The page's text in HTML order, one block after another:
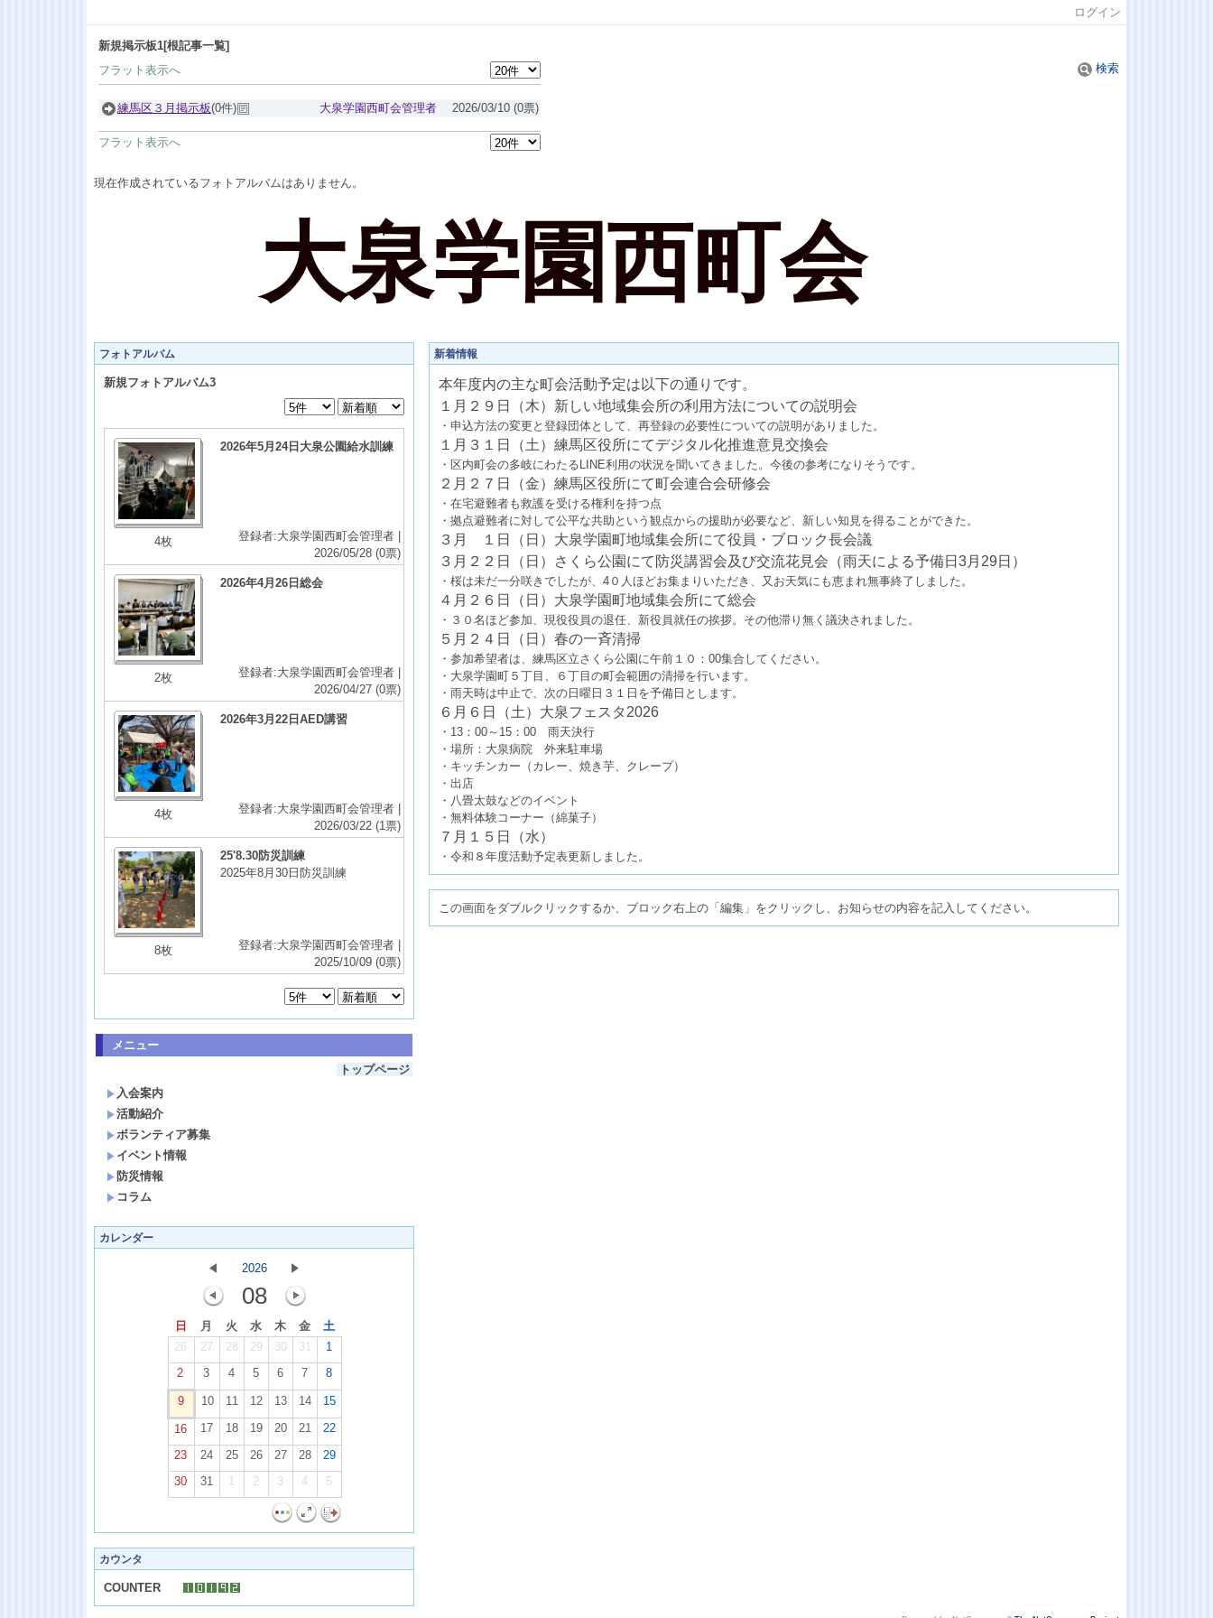
ログイン
新規掲示板1[根記事一覧]
フラット表示へ
練馬区３月掲示板(0件) 大泉学園西町会管理者 2026/03/10 (0票)
フラット表示へ
現在作成されているフォトアルバムはありません。
大泉学園西町会
検索
フォトアルバム
新規フォトアルバム3
4枚
2026年5月24日大泉公園給水訓練
登録者:大泉学園西町会管理者 |
2026/05/28 (0票)
2枚
2026年4月26日総会
登録者:大泉学園西町会管理者 |
2026/04/27 (0票)
4枚
2026年3月22日AED講習
登録者:大泉学園西町会管理者 |
2026/03/22 (1票)
8枚
25'8.30防災訓練
2025年8月30日防災訓練
登録者:大泉学園西町会管理者 |
2025/10/09 (0票)
メニュー
トップページ
入会案内
活動紹介
ボランティア募集
イベント情報
防災情報
コラム
カレンダー
2026
08
日 月 火 水 木 金
土
26
27 28 29 30 31
1
2
3 4 5 6 7 8
9 10 11 12 13 14 15
16 17 18 19 20 21
22
23
24 25 26 27 28
29
30
31 1 2 3 4 5
カウンタ
COUNTER
新着情報
本年度内の主な町会活動予定は以下の通りです。
１月２９日（木）新しい地域集会所の利用方法についての説明会
・申込方法の変更と登録団体として、再登録の必要性についての説明がありました。
１月３１日（土）練馬区役所にてデジタル化推進意見交換会
・区内町会の多岐にわたるLINE利用の状況を聞いてきました。今後の参考になりそうです。
２月２７日（金）練馬区役所にて町会連合会研修会
・在宅避難者も救護を受ける権利を持つ点
・拠点避難者に対して公平な共助という観点からの援助が必要など、新しい知見を得ることができた。
３月 １日（日）大泉学園町地域集会所にて役員・ブロック長会議
３月２２日（日）さくら公園にて防災講習会及び交流花見会（雨天による予備日3月29日）
・桜は未だ一分咲きでしたが、4０人ほどお集まりいただき、又お天気にも恵まれ無事終了しました。
４月２６日（日） 大泉学園町地域集会所にて総会
・３０名ほど参加、現役役員の退任、新役員就任の挨拶。その他滞り無く議決されました。
５月２４日（日）春の一斉清掃
・参加希望者は、練馬区立さくら公園に午前１０：00集合してください。
・大泉学園町５丁目、６丁目の町会範囲の清掃を行います。
・雨天時は中止で、次の日曜日３１日を予備日とします。
６月６日（土）大泉フェスタ2026
・13：00～15：00 雨天決行
・場所：大泉病院 外来駐車場
・キッチンカー（カレー、焼き芋、クレープ）
・出店
・八畳太鼓などのイベント
・無料体験コーナー（綿菓子）
７月１５日（水）
・令和８年度活動予定表更新しました。
この画面をダブルクリックするか、ブロック右上の「編集」をクリックし、お知らせの内容を記入してください。